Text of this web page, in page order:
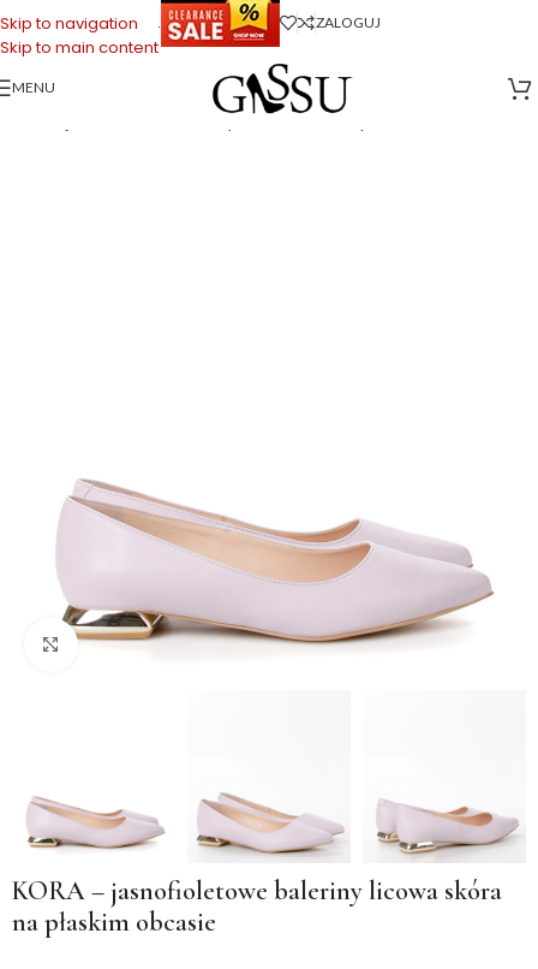
Skip to navigation
Skip to main content
. ZALOGUJ
MENU
Strona główna Sklep firmowy Gassu>Buty Damskie
Baleriny damskie
Kliknij, aby powiększyć
KORA – jasnofioletowe baleriny licowa skóra
na płaskim obcasie